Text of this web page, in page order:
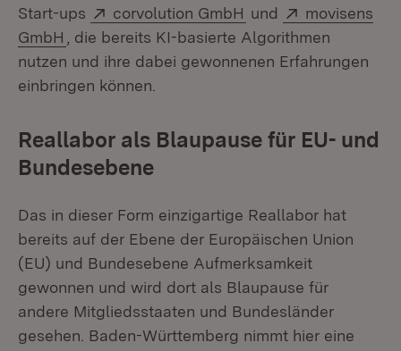
Start-ups
Extern:
corvolution GmbH (Öffnet in neuem
und Extern:
movisens
GmbH (Öffnet in neuem Fenster)
, die bereits KI-basierte Algorithmen
nutzen und ihre dabei gewonnenen Erfahrungen
einbringen können.
Reallabor als Blaupause für EU- und
Bundesebene
Das in dieser Form einzigartige Reallabor hat
bereits auf der Ebene der Europäischen Union
(EU) und Bundesebene Aufmerksamkeit
gewonnen und wird dort als Blaupause für
andere Mitgliedsstaaten und Bundesländer
gesehen. Baden-Württemberg nimmt hier eine